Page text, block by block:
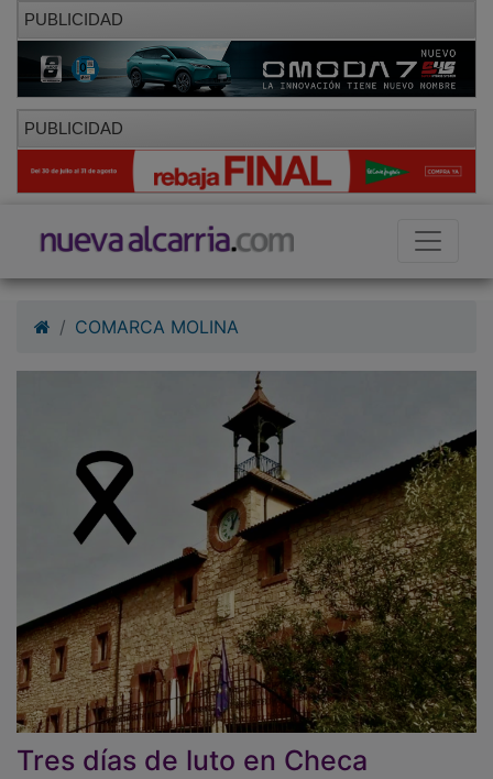
PUBLICIDAD
PUBLICIDAD
COMARCA MOLINA
Tres días de luto en Checa